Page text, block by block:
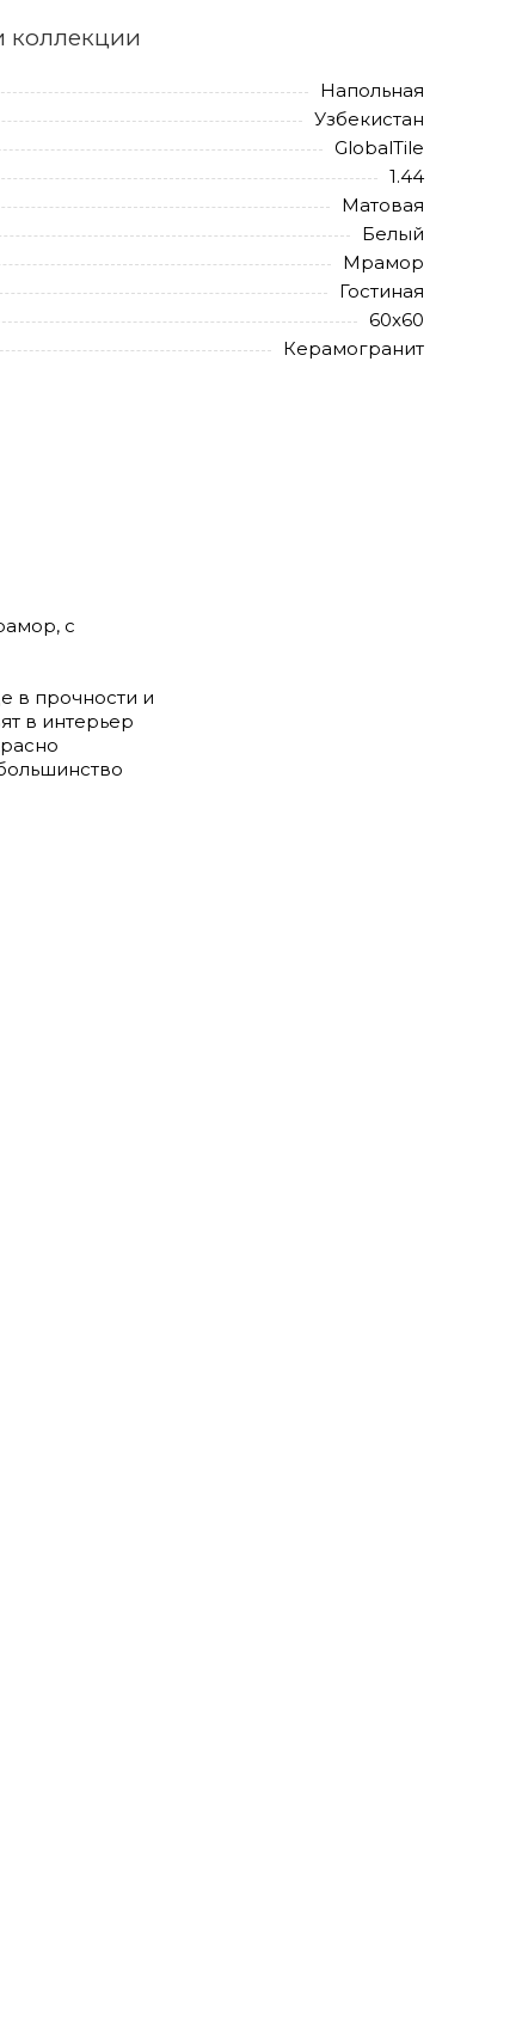
коллекции
Напольная
Узбекистан
GlobalTile
1.44
Матовая
Белый
Мрамор
Гостиная
60x60
Керамогранит
с
в прочности и
в интерьер